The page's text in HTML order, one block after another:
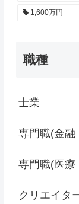
1,600万円
職種
士業
専門職(金融
専門職(医療
クリエイタ